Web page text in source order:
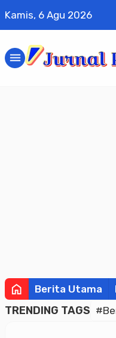
Kamis, 6 Agu 2026
menu
home Berita Utama
TRENDING TAGS